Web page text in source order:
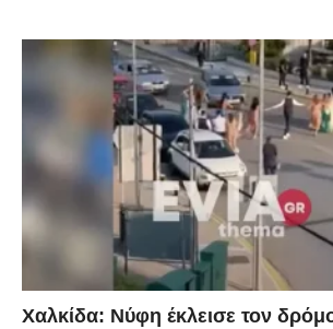
Χαλκίδα: Νύφη έκλεισε τον